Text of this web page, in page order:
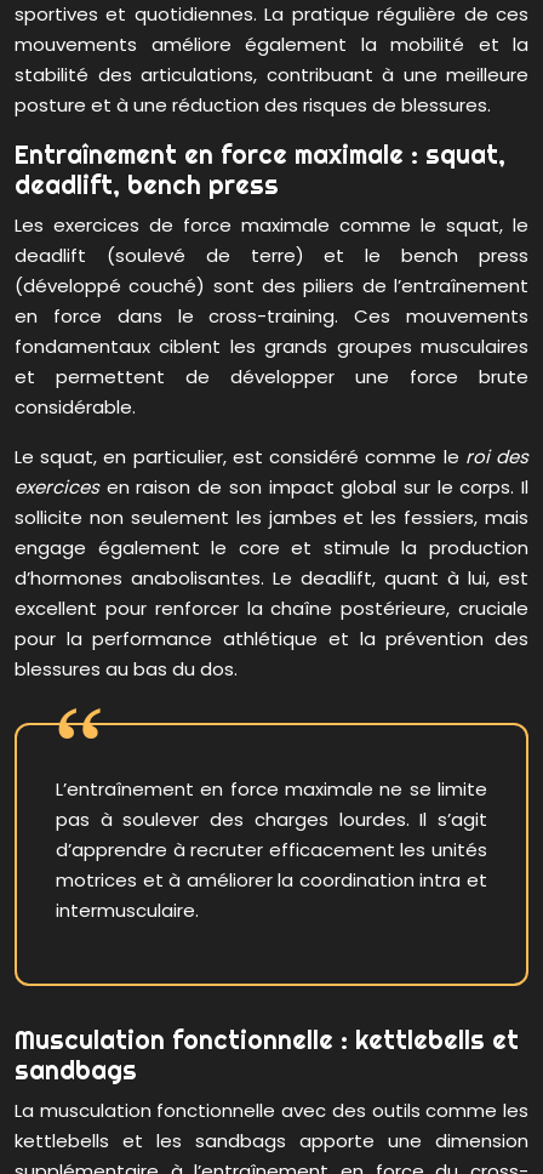
sportives et quotidiennes. La pratique régulière de ces
mouvements améliore également la mobilité et la
stabilité des articulations, contribuant à une meilleure
posture et à une réduction des risques de blessures.
Entraînement en force maximale : squat,
deadlift, bench press
Les exercices de force maximale comme le squat, le
deadlift (soulevé de terre) et le bench press
(développé couché) sont des piliers de l’entraînement
en force dans le cross-training. Ces mouvements
fondamentaux ciblent les grands groupes musculaires
et permettent de développer une force brute
considérable.
Le squat, en particulier, est considéré comme le roi des
exercices en raison de son impact global sur le corps. Il
sollicite non seulement les jambes et les fessiers, mais
engage également le core et stimule la production
d’hormones anabolisantes. Le deadlift, quant à lui, est
excellent pour renforcer la chaîne postérieure, cruciale
pour la performance athlétique et la prévention des
blessures au bas du dos.
L’entraînement en force maximale ne se limite
pas à soulever des charges lourdes. Il s’agit
d’apprendre à recruter efficacement les unités
motrices et à améliorer la coordination intra et
intermusculaire.
Musculation fonctionnelle : kettlebells et
sandbags
La musculation fonctionnelle avec des outils comme les
kettlebells et les sandbags apporte une dimension